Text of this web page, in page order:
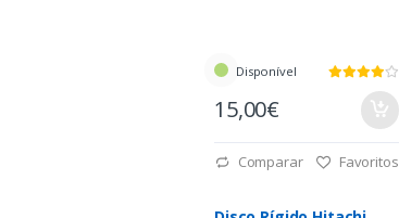
Disponível
15,00€
Comparar Favoritos